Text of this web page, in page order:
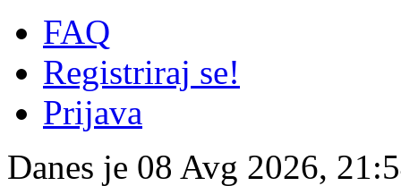
FAQ
Registriraj se!
Prijava
Danes je 08 Avg 2026,